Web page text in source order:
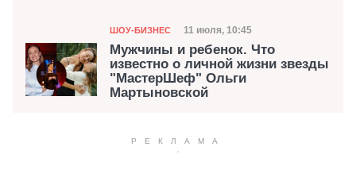
Категория
ШОУ-БИЗНЕС Дата публикации
11 июля, 10:45
Мужчины и ребенок. Что
известно о личной жизни звезды
"МастерШеф" Ольги
Мартыновской